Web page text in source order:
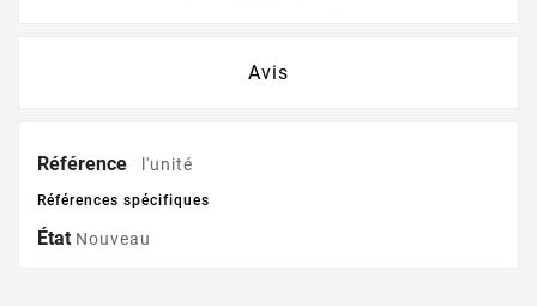
Avis
Référence l'unité
Références spécifiques
État Nouveau